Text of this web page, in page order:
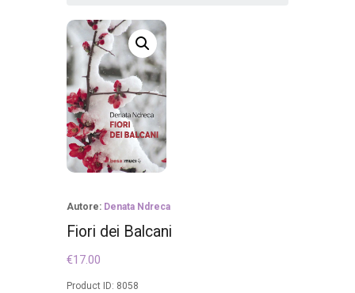
Autore: Denata Ndreca
Fiori dei Balcani
€17.00
Product ID: 8058